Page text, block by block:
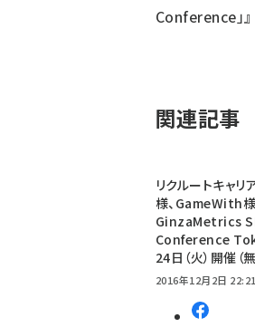
Conference」』
関連記事
リクルートキャリ
様、GameWith
GinzaMetrics
Conference
24日（火）開催（
2016年12月2日 22:21